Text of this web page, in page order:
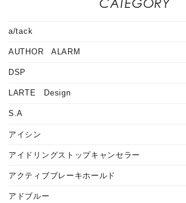
CATEGORY
a/tack
AUTHOR ALARM
DSP
LARTE Design
S.A
アイシン
アイドリングストップキャンセラー
アクティブブレーキホールド
アドブルー